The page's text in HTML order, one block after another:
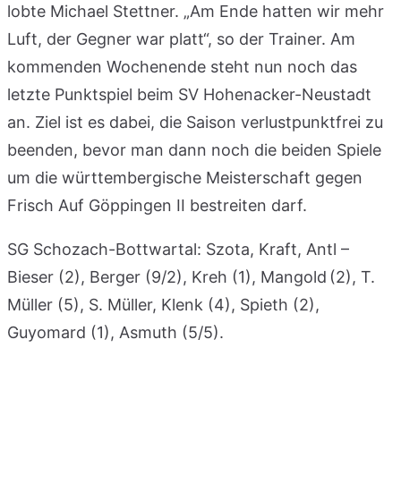
lobte Michael Stettner. „Am Ende hatten wir mehr
Luft, der Gegner war platt“, so der Trainer. Am
kommenden Wochenende steht nun noch das
letzte Punktspiel beim SV Hohenacker-Neustadt
an. Ziel ist es dabei, die Saison verlustpunktfrei zu
beenden, bevor man dann noch die beiden Spiele
um die württembergische Meisterschaft gegen
Frisch Auf Göppingen II bestreiten darf.
SG Schozach-Bottwartal: Szota, Kraft, Antl –
Bieser (2), Berger (9/2), Kreh (1), Mangold (2), T.
Müller (5), S. Müller, Klenk (4), Spieth (2),
Guyomard (1), Asmuth (5/5).